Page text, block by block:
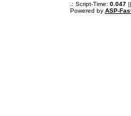
.: Script-Time: 0.047||
Powered by ASP-